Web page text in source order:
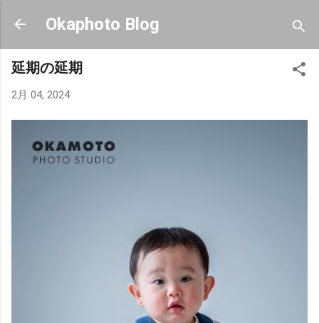
スキップしてメイン コンテンツに移動
Okaphoto Blog
延期の延期
2月 04, 2024